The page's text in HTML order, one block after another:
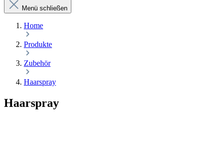
Menü schließen
Home
Produkte
Zubehör
Haarspray
Haarspray